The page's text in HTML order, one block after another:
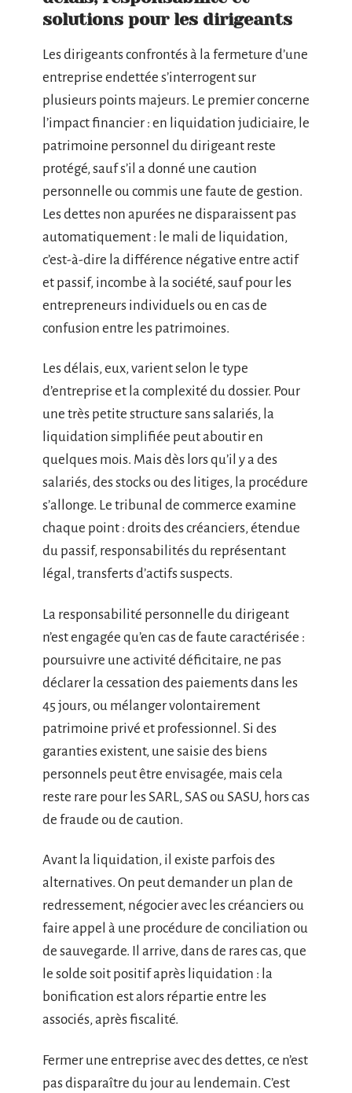
solutions pour les dirigeants
Les dirigeants confrontés à la fermeture d’une
entreprise endettée s’interrogent sur
plusieurs points majeurs. Le premier concerne
l’impact financier : en liquidation judiciaire, le
patrimoine personnel du dirigeant reste
protégé, sauf s’il a donné une caution
personnelle ou commis une faute de gestion.
Les dettes non apurées ne disparaissent pas
automatiquement : le mali de liquidation,
c’est-à-dire la différence négative entre actif
et passif, incombe à la société, sauf pour les
entrepreneurs individuels ou en cas de
confusion entre les patrimoines.
Les délais, eux, varient selon le type
d’entreprise et la complexité du dossier. Pour
une très petite structure sans salariés, la
liquidation simplifiée peut aboutir en
quelques mois. Mais dès lors qu’il y a des
salariés, des stocks ou des litiges, la procédure
s’allonge. Le tribunal de commerce examine
chaque point : droits des créanciers, étendue
du passif, responsabilités du représentant
légal, transferts d’actifs suspects.
La responsabilité personnelle du dirigeant
n’est engagée qu’en cas de faute caractérisée :
poursuivre une activité déficitaire, ne pas
déclarer la cessation des paiements dans les
45 jours, ou mélanger volontairement
patrimoine privé et professionnel. Si des
garanties existent, une saisie des biens
personnels peut être envisagée, mais cela
reste rare pour les SARL, SAS ou SASU, hors cas
de fraude ou de caution.
Avant la liquidation, il existe parfois des
alternatives. On peut demander un plan de
redressement, négocier avec les créanciers ou
faire appel à une procédure de conciliation ou
de sauvegarde. Il arrive, dans de rares cas, que
le solde soit positif après liquidation : la
bonification est alors répartie entre les
associés, après fiscalité.
Fermer une entreprise avec des dettes, ce n’est
pas disparaître du jour au lendemain. C’est